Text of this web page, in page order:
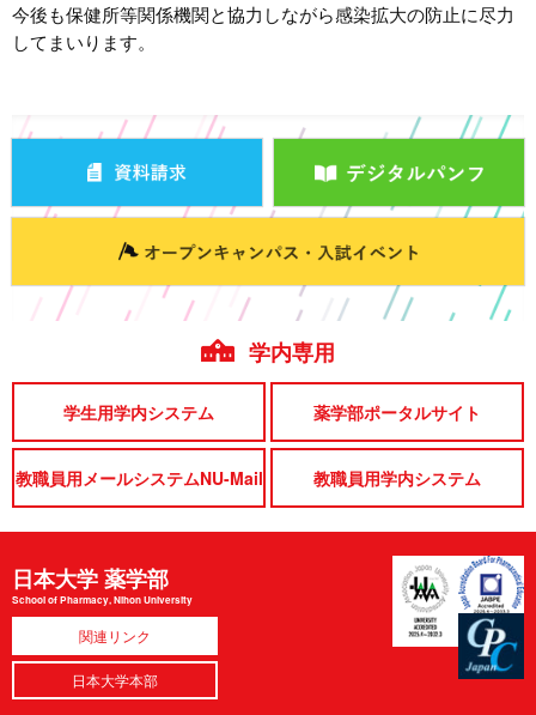
今後も保健所等関係機関と協力しながら感染拡大の防止に尽力
してまいります。
学内専用
学生用学内システム 薬学部ポータルサイト
教職員用メールシステムNU-Mail 教職員用学内システム
日本大学 薬学部
School of Pharmacy, Nihon University
関連リンク
日本大学本部